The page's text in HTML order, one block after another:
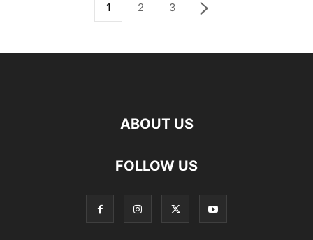
1 2 3
ABOUT US
FOLLOW US